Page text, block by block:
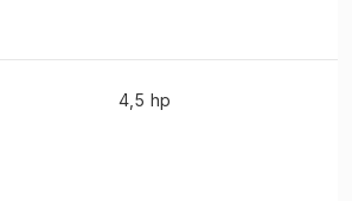
4,5 hp